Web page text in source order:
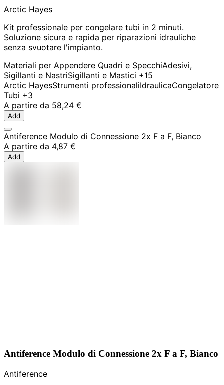
Arctic Hayes
Kit professionale per congelare tubi in 2 minuti.
Soluzione sicura e rapida per riparazioni idrauliche
senza svuotare l'impianto.
Materiali per Appendere Quadri e SpecchiAdesivi,
Sigillanti e NastriSigillanti e Mastici +15
Arctic HayesStrumenti professionaliIdraulicaCongelatore
Tubi +3
A partire da 58,24 €
Add
Antiference Modulo di Connessione 2x F a F, Bianco
A partire da 4,87 €
Add
Antiference Modulo di Connessione 2x F a F, Bianco
Antiference